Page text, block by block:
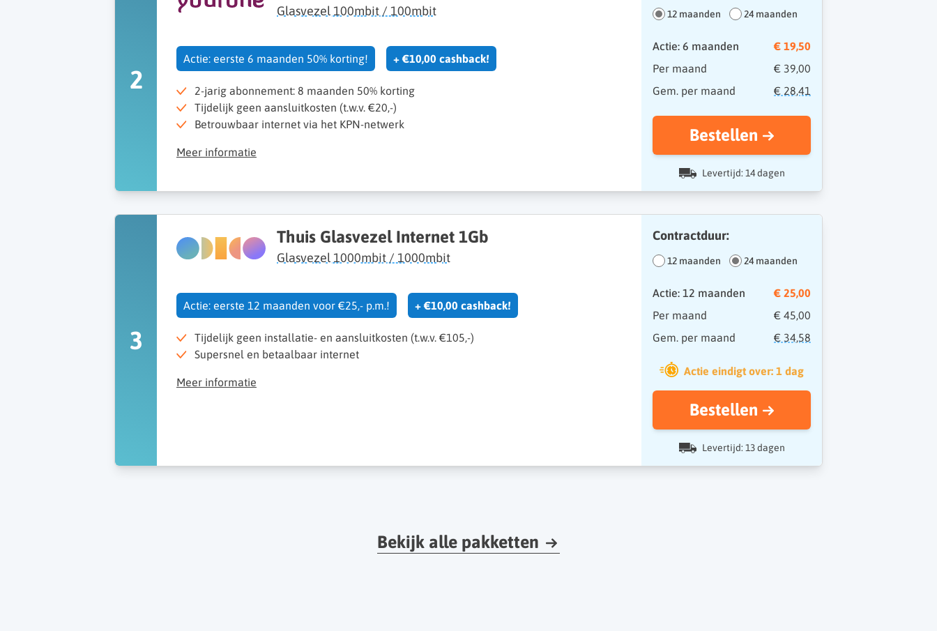
2
Glasvezel 100mbit / 100mbit
Actie: eerste 6 maanden 50% korting! + €10,00 cashback!
2-jarig abonnement: 8 maanden 50% korting
Tijdelijk geen aansluitkosten (t.w.v. €20,-)
Betrouwbaar internet via het KPN-netwerk
Meer informatie
12 maanden 24 maanden
Actie: 6 maanden
€ 19,50
Per maand
€ 39,00
Gem. per maand
€ 28,41
Bestellen
Levertijd: 14 dagen
3
Thuis Glasvezel Internet 1Gb
Glasvezel 1000mbit / 1000mbit
Actie: eerste 12 maanden voor €25,- p.m.! + €10,00 cashback!
Tijdelijk geen installatie- en aansluitkosten (t.w.v. €105,-)
Supersnel en betaalbaar internet
Meer informatie
Contractduur:
12 maanden 24 maanden
Actie: 12 maanden
€ 25,00
Per maand
€ 45,00
Gem. per maand
€ 34,58
Actie eindigt over: 1 dag
Bestellen
Levertijd: 13 dagen
Bekijk alle pakketten